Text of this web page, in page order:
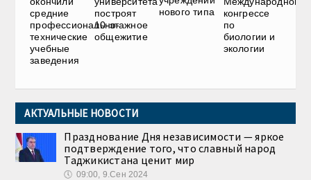
средние
профессионально-
технические
учебные
заведения
построят
10-этажное
общежитие
нового типа
конгрессе
по
биологии и
экологии
АКТУАЛЬНЫЕ НОВОСТИ
Празднование Дня независимости — яркое
подтверждение того, что славный народ
Таджикистана ценит мир
🕔 09:00, 9.Сен 2024